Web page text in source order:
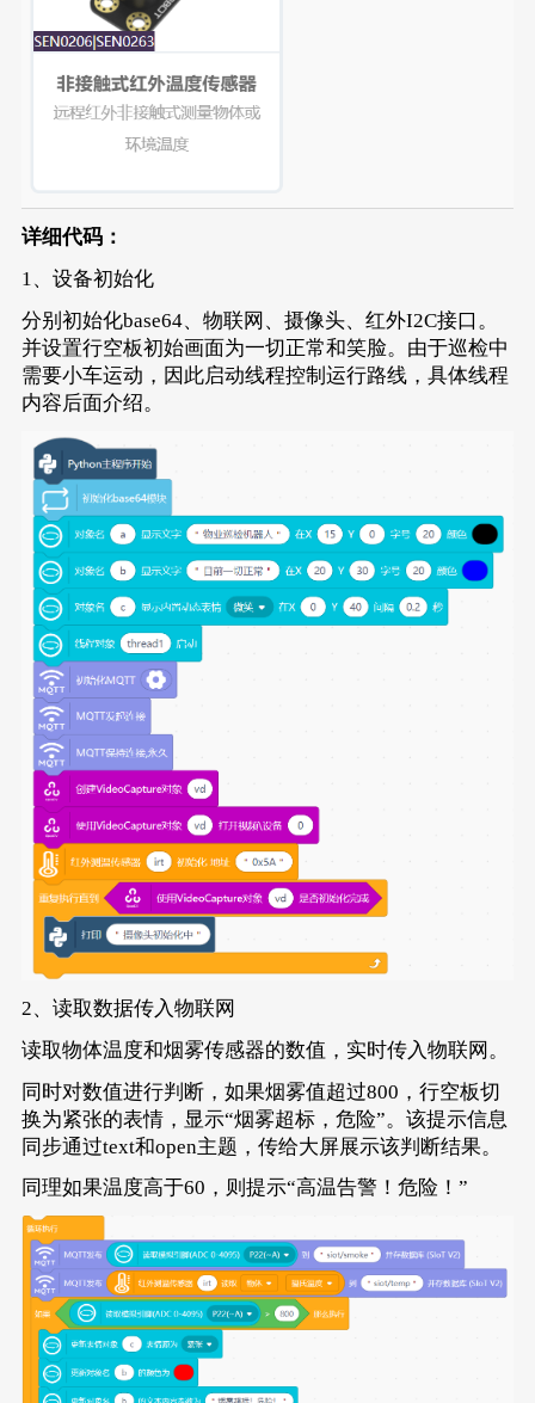
详细代码：
1、设备初始化
分别初始化base64、物联网、摄像头、红外I2C接口。
并设置行空板初始画面为一切正常和笑脸。由于巡检中
需要小车运动，因此启动线程控制运行路线，具体线程
内容后面介绍。
2、读取数据传入物联网
读取物体温度和烟雾传感器的数值，实时传入物联网。
同时对数值进行判断，如果烟雾值超过800，行空板切
换为紧张的表情，显示“烟雾超标，危险”。该提示信息
同步通过text和open主题，传给大屏展示该判断结果。
同理如果温度高于60，则提示“高温告警！危险！”